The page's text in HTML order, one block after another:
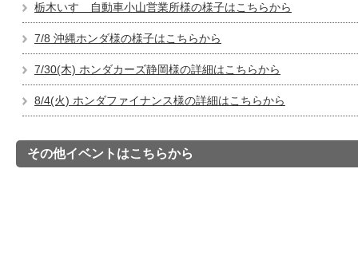
栃木いすゞ自動車小山営業所様の様子はこちらから
7/8 沖縄ホンダ様の様子はこちらから
7/30(木) ホンダカーズ静岡様の詳細はこちらから
8/4(火) ホンダファイナンス様の詳細はこちらから
その他イベントはこちらから